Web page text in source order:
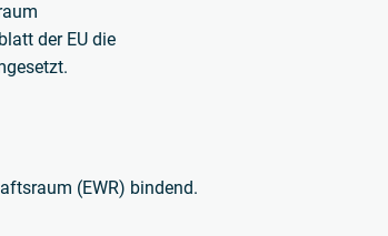
der EU die
(EWR) bindend.